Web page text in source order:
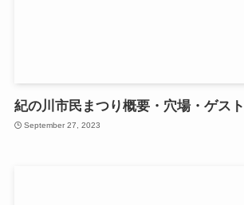
紀の川市民まつり概要・穴場・ゲス
September 27, 2023